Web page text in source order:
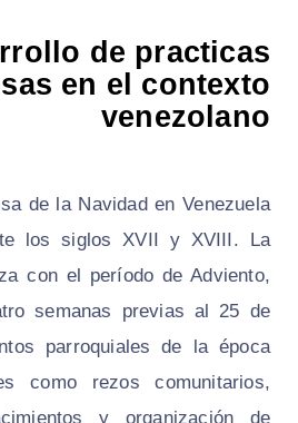
de practicas
en el contexto
venezolano
de la Navidad en Venezuela
los siglos XVII y XVIII. La
con el período de Adviento,
semanas previas al 25 de
parroquiales de la época
como rezos comunitarios,
y organización de